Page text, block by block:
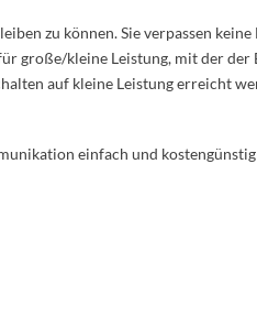
zu können. Sie verpassen
große/kleine Leistung, mit der der
auf kleine Leistung erreicht
einfach und